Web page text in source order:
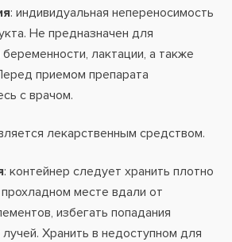
: индивидуальная непереносимость
Не предназначен для
лактации, а также
приемом препарата
с врачом.
лекарственным средством.
: контейнер следует хранить плотно
месте вдали от
избегать попадания
Хранить в недоступном для